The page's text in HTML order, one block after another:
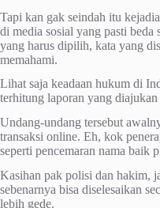
Tapi kan gak seindah itu
di media sosial yang pasti
yang harus dipilih, kata yang
memahami.
Lihat saja keadaan hukum di
terhitung laporan yang
Undang-undang tersebut
transaksi online. Eh, kok
seperti pencemaran nama baik
Kasihan pak polisi dan hakim,
sebenarnya bisa diselesaikan
lebih gede.